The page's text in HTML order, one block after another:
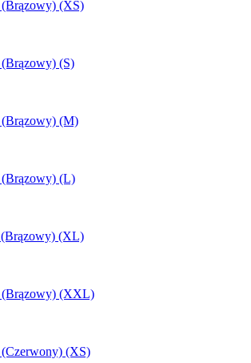
(Brązowy) (XS)
(Brązowy) (S)
(Brązowy) (M)
(Brązowy) (L)
(Brązowy) (XL)
(Brązowy) (XXL)
(Czerwony) (XS)